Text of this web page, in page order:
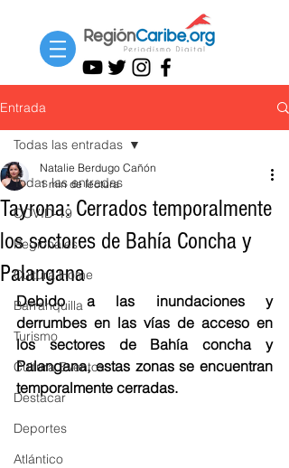
Entrada
Todas las entradas
COVID-19
Regionales
Cultura Home
Barranquilla
Turismo
Cultura Eventos
Destacar
Deportes
Atlántico
Todas las entradas
Tayrona: Cerrados temporalmente
los sectores de Bahía Concha y
Palangana
Natalie Berdugo Cañón
1 min de lectura
Debido a las inundaciones y
derrumbes en las vías de acceso en
los sectores de Bahía concha y
Palangana, estas zonas se encuentran
temporalmente cerradas.